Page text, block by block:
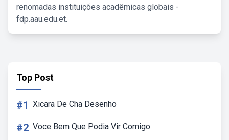
renomadas instituições acadêmicas globais -
fdp.aau.edu.et.
Top Post
#1 Xicara De Cha Desenho
#2 Voce Bem Que Podia Vir Comigo